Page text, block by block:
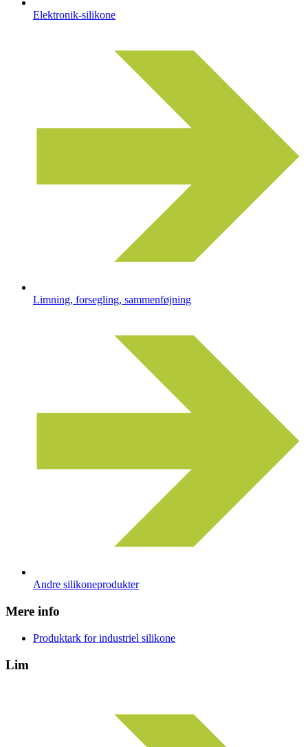
Elektronik-silikone
Limning, forsegling, sammenføjning
Andre silikoneprodukter
Mere info
Produktark for industriel silikone
Lim